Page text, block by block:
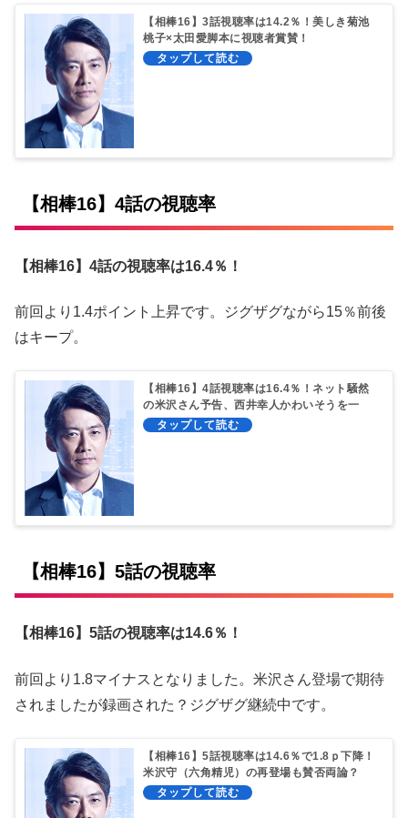
【相棒16】3話視聴率は14.2％！美しき菊池
桃子×太田愛脚本に視聴者賞賛！
【相棒16】4話の視聴率
【相棒16】4話の視聴率は16.4％！
前回より1.4ポイント上昇です。ジグザグながら15％前後
はキープ。
【相棒16】4話視聴率は16.4％！ネット騒然
の米沢さん予告、西井幸人かわいそうを一
蹴！
【相棒16】5話の視聴率
【相棒16】5話の視聴率は14.6％！
前回より1.8マイナスとなりました。米沢さん登場で期待
されましたが録画された？ジグザグ継続中です。
【相棒16】5話視聴率は14.6％で1.8ｐ下降！
米沢守（六角精児）の再登場も賛否両論？